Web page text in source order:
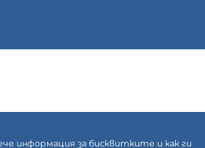
информация за бисквитките и как ги